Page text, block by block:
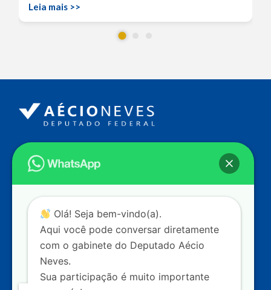
Leia mais >>
Endereço
Câmara dos Deputados
Ed. Principal, Ala C – Gabinete
Contato
dep.aecioneves@camara.leg.br
+55 (61) 3215-5964
+55 (31) 3261-0121
+55 (31) 97150-0834
Olá! Seja bem-vindo(a).
Aqui você pode conversar diretamente
com o gabinete do Deputado Aécio
Neves.
Sua participação é muito importante